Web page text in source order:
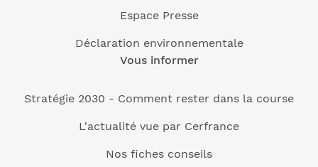
Espace Presse
Déclaration environnementale
Vous informer
Stratégie 2030 - Comment rester dans la course
L'actualité vue par Cerfrance
Nos fiches conseils